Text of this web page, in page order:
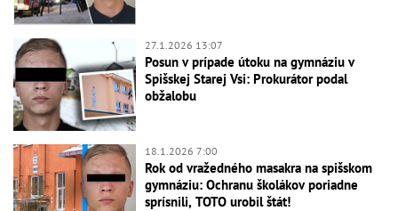
27.1.2026 13:07
Posun v prípade útoku na gymnáziu v
Spišskej Starej Vsi: Prokurátor podal
obžalobu
18.1.2026 7:00
Rok od vražedného masakra na spišskom
gymnáziu: Ochranu školákov poriadne
sprísnili, TOTO urobil štát!